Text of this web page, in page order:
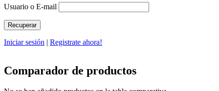
Usuario o E-mail
Iniciar sesión | Registrate ahora!